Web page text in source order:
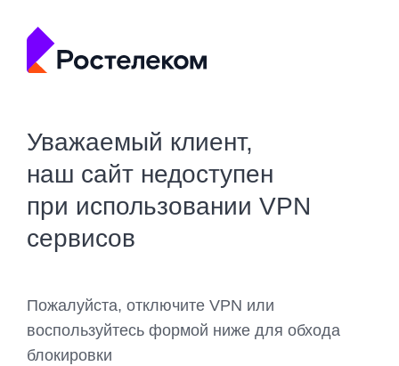
Уважаемый клиент,
наш сайт недоступен
при использовании VPN
сервисов
Пожалуйста, отключите VPN или
воспользуйтесь формой ниже для обхода
блокировки